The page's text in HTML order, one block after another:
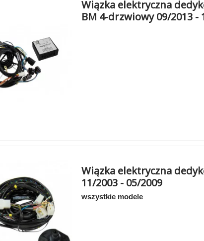
Wiązka elektryczna
BM 4-drzwiowy 09/2013 -
Wiązka elektryczna
11/2003 - 05/2009
wszystkie modele